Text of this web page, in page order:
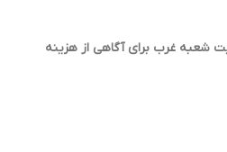
شعبه غرب برای آگاهی از هزینه